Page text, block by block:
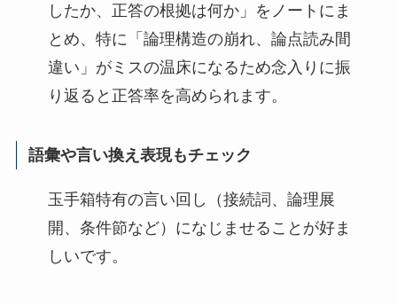
したか、正答の根拠は何か」をノートにま
とめ、特に「論理構造の崩れ、論点読み間
違い」がミスの温床になるため念入りに振
り返ると正答率を高められます。
語彙や言い換え表現もチェック
玉手箱特有の言い回し（接続詞、論理展
開、条件節など）になじませることが好ま
しいです。